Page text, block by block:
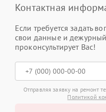
Контактная
Если требуется задать
свои данные и
проконсультирует Вас!
Отправляя заявку на ремонт
Политикой